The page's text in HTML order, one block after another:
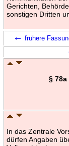
Gerichten,
sonstigen Dritten
← frühere
§ 78a
In das Zentrale
dürfen Angaben